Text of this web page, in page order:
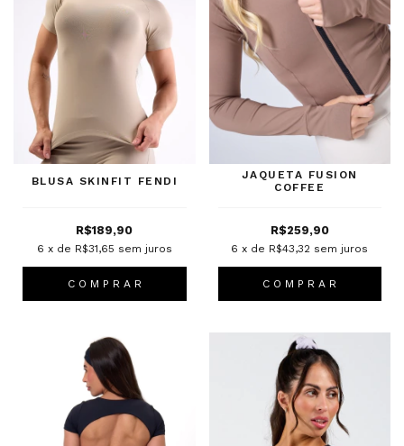
BLUSA SKINFIT FENDI
R$189,90
6 x de R$31,65 sem juros
C O M P R A R
JAQUETA FUSION
COFFEE
R$259,90
6 x de R$43,32 sem juros
C O M P R A R